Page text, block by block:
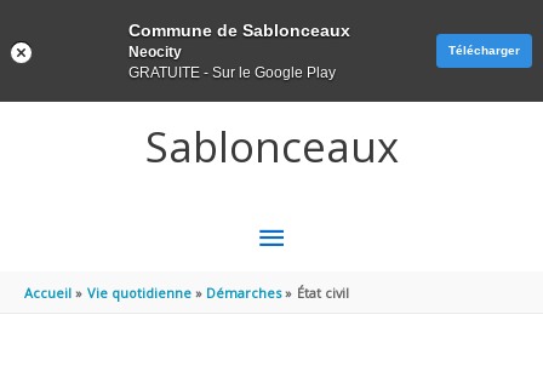
Sablonceaux
MENU
PRINCIPAL
Accueil Vie quotidienne Démarches État civil
Commune de Sablonceaux
Neocity
GRATUITE - Sur le Google Play
Télécharger